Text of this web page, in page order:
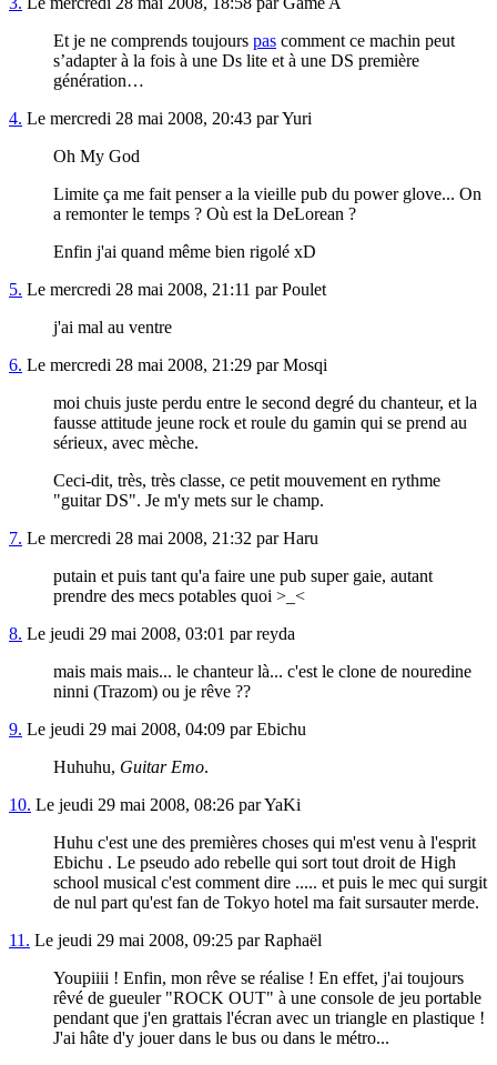
Et je ne comprends toujours pas comment ce machin peut
s’adapter à la fois à une Ds lite et à une DS première
génération…
4. Le mercredi 28 mai 2008, 20:43 par Yuri
Oh My God
Limite ça me fait penser a la vieille pub du power glove... On
a remonter le temps ? Où est la DeLorean ?
Enfin j'ai quand même bien rigolé xD
5. Le mercredi 28 mai 2008, 21:11 par Poulet
j'ai mal au ventre
6. Le mercredi 28 mai 2008, 21:29 par Mosqi
moi chuis juste perdu entre le second degré du chanteur, et la
fausse attitude jeune rock et roule du gamin qui se prend au
sérieux, avec mèche.
Ceci-dit, très, très classe, ce petit mouvement en rythme
"guitar DS". Je m'y mets sur le champ.
7. Le mercredi 28 mai 2008, 21:32 par Haru
putain et puis tant qu'a faire une pub super gaie, autant
prendre des mecs potables quoi >_<
8. Le jeudi 29 mai 2008, 03:01 par reyda
mais mais mais... le chanteur là... c'est le clone de nouredine
ninni (Trazom) ou je rêve ??
9. Le jeudi 29 mai 2008, 04:09 par Ebichu
Huhuhu, Guitar Emo.
10. Le jeudi 29 mai 2008, 08:26 par YaKi
Huhu c'est une des premières choses qui m'est venu à l'esprit
Ebichu . Le pseudo ado rebelle qui sort tout droit de High
school musical c'est comment dire ..... et puis le mec qui surgit
de nul part qu'est fan de Tokyo hotel ma fait sursauter merde.
11. Le jeudi 29 mai 2008, 09:25 par Raphaël
Youpiiii ! Enfin, mon rêve se réalise ! En effet, j'ai toujours
rêvé de gueuler "ROCK OUT" à une console de jeu portable
pendant que j'en grattais l'écran avec un triangle en plastique !
J'ai hâte d'y jouer dans le bus ou dans le métro...